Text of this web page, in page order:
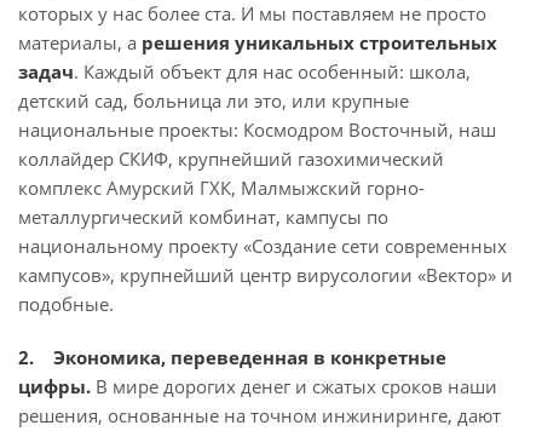
которых у нас более ста. И мы поставляем не просто
материалы, а решения уникальных строительных
задач. Каждый объект для нас особенный: школа,
детский сад, больница ли это, или крупные
национальные проекты: Космодром Восточный, наш
коллайдер СКИФ, крупнейший газохимический
комплекс Амурский ГХК, Малмыжский горно-
металлургический комбинат, кампусы по
национальному проекту «Создание сети современных
кампусов», крупнейший центр вирусологии «Вектор» и
подобные.
2. Экономика, переведенная в конкретные
цифры. В мире дорогих денег и сжатых сроков наши
решения, основанные на точном инжиниринге, дают